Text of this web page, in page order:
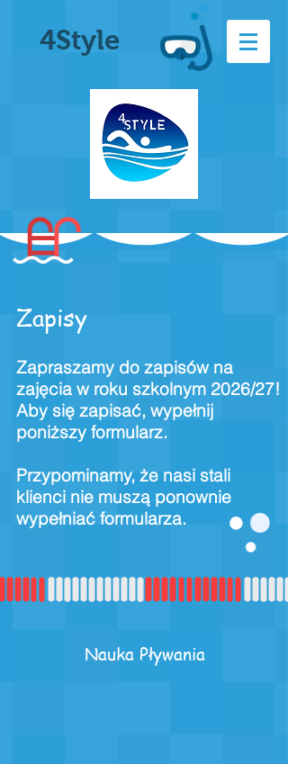
4Style
Zapisy
Zapraszamy do zapisów na
zajęcia w roku szkolnym 2026/27!
Aby się zapisać, wypełnij
poniższy formularz.
Przypominamy, że nasi stali
klienci nie muszą ponownie
wypełniać formularza.
Nauka Pływania